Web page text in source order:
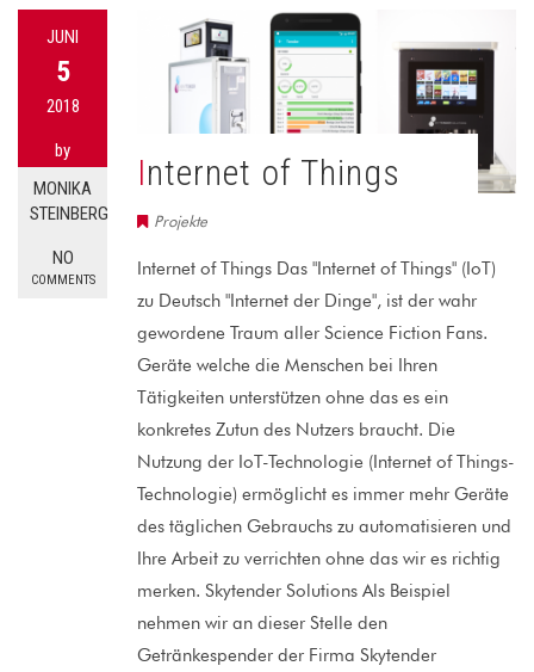
JUNI
5
2018
by
MONIKA
STEINBERG
NO
COMMENTS
Internet of Things
Projekte
Internet of Things Das "Internet of Things" (IoT)
zu Deutsch "Internet der Dinge", ist der wahr
gewordene Traum aller Science Fiction Fans.
Geräte welche die Menschen bei Ihren
Tätigkeiten unterstützen ohne das es ein
konkretes Zutun des Nutzers braucht. Die
Nutzung der IoT-Technologie (Internet of Things-
Technologie) ermöglicht es immer mehr Geräte
des täglichen Gebrauchs zu automatisieren und
Ihre Arbeit zu verrichten ohne das wir es richtig
merken. Skytender Solutions Als Beispiel
nehmen wir an dieser Stelle den
Getränkespender der Firma Skytender